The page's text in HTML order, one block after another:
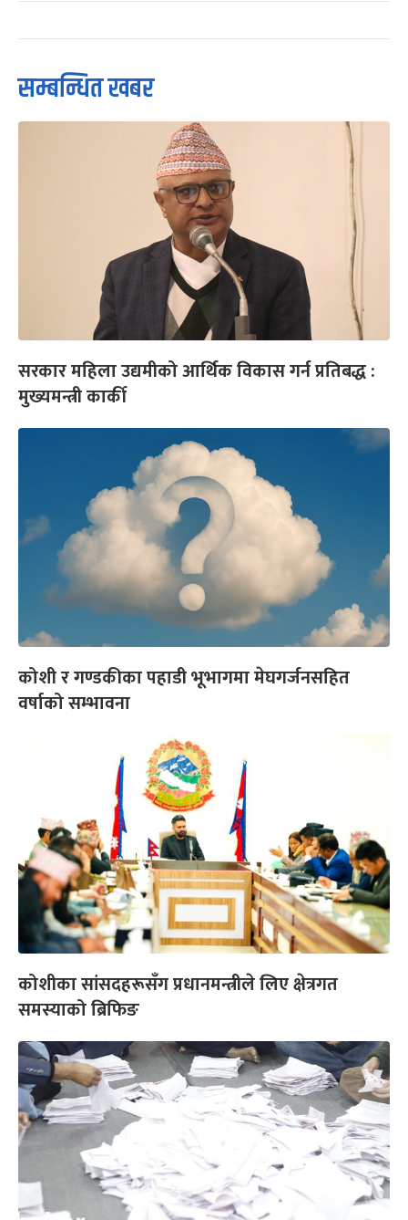
सम्बन्धित खबर
सरकार महिला उद्यमीको आर्थिक विकास गर्न प्रतिबद्ध :
मुख्यमन्त्री कार्की
कोशी र गण्डकीका पहाडी भूभागमा मेघगर्जनसहित
वर्षाको सम्भावना
कोशीका सांसदहरूसँग प्रधानमन्त्रीले लिए क्षेत्रगत
समस्याको ब्रिफिङ